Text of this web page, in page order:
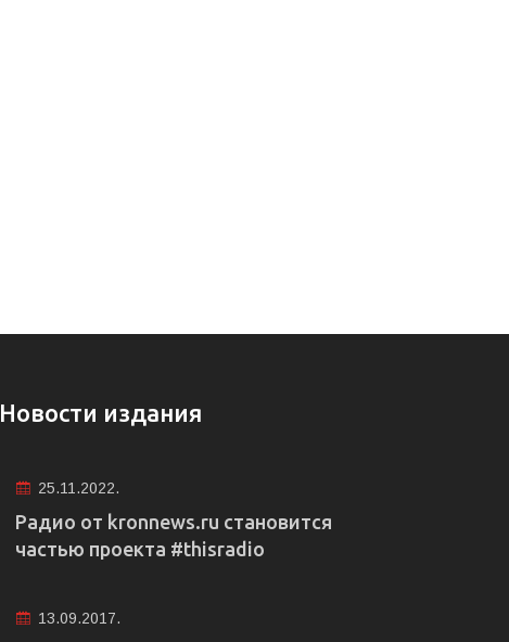
Новости издания
25.11.2022.
Радио от kronnews.ru становится
частью проекта #thisradio
13.09.2017.